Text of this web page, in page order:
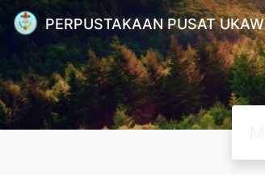
PERPUSTAKAAN PUSAT UKAW